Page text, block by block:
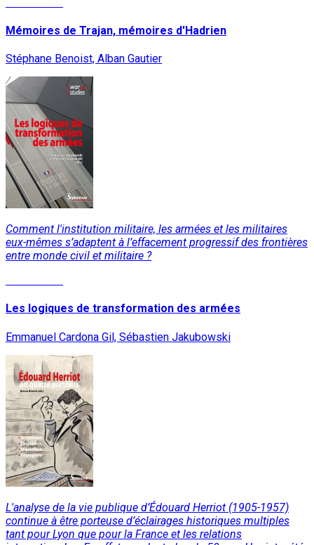
Mémoires de Trajan, mémoires d'Hadrien
Stéphane Benoist, Alban Gautier
Comment l'institution militaire, les armées et les militaires
eux-mêmes s’adaptent à l’effacement progressif des frontières
entre monde civil et militaire ?
Les logiques de transformation des armées
Emmanuel Cardona Gil, Sébastien Jakubowski
L'analyse de la vie publique d’Édouard Herriot (1905-1957)
continue à être porteuse d’éclairages historiques multiples
tant pour Lyon que pour la France et les relations